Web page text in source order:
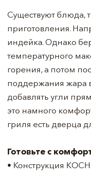
Существуют блюда,
приготовления.
индейка. Однако
температурного
горения, а потом
поддержания жара
добавлять угли
это намного
гриля есть дверца
Готовьте с
• Конструкция